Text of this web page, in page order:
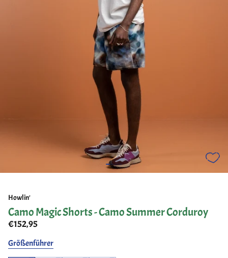
Howlin'
Camo Magic Shorts - Camo Summer Corduroy
€152,95
Größenführer